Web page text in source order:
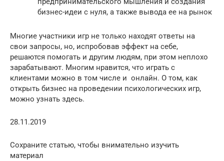
бизнес-идеи с нуля, а также вывода ее на рынок
Многие участники игр не только находят ответы на
свои запросы, но, испробовав эффект на себе,
решаются помогать и другим людям, при этом неплохо
зарабатывают. Многим нравится, что играть с
клиентами можно в том числе и онлайн. О том, как
открыть бизнес на проведении психологических игр,
можно узнать здесь.
28.11.2019
Сохраните статью, чтобы внимательно изучить
материал